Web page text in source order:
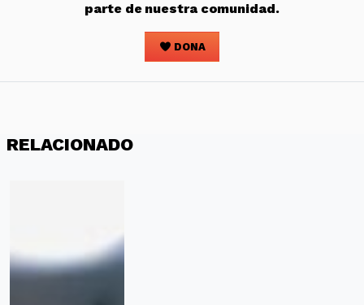
parte de nuestra comunidad.
DONA
RELACIONADO